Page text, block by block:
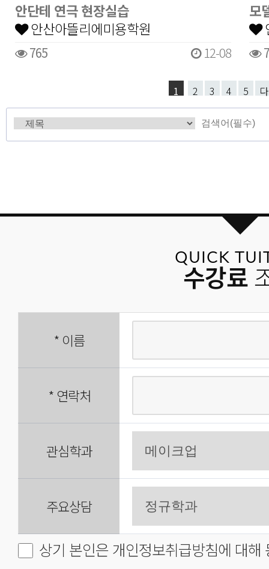
안단테 연극 현장실습
안산아뜰리에미용학원
765 12-08
모
1 2 3 4 5
수강료
QUICK
* 이름
*연락처
관심학과
주요상담
상기 본인은 개인정보취급방침에 대해